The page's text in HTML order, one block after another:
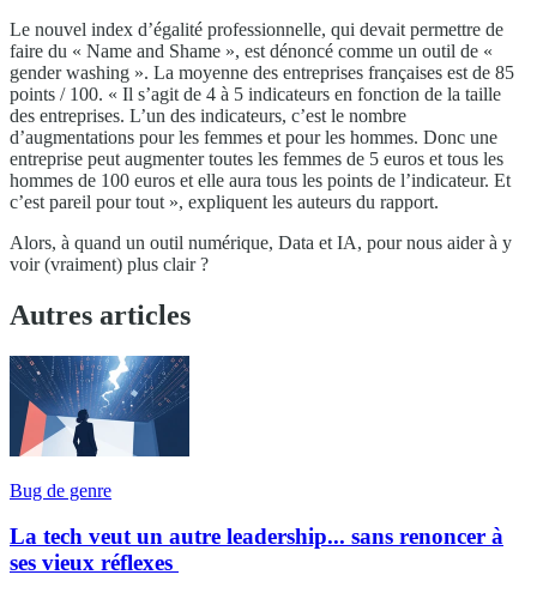
Le nouvel index d’égalité professionnelle, qui devait permettre de
faire du « Name and Shame », est dénoncé comme un outil de «
gender washing ». La moyenne des entreprises françaises est de 85
points / 100. « Il s’agit de 4 à 5 indicateurs en fonction de la taille
des entreprises. L’un des indicateurs, c’est le nombre
d’augmentations pour les femmes et pour les hommes. Donc une
entreprise peut augmenter toutes les femmes de 5 euros et tous les
hommes de 100 euros et elle aura tous les points de l’indicateur. Et
c’est pareil pour tout », expliquent les auteurs du rapport.
Alors, à quand un outil numérique, Data et IA, pour nous aider à y
voir (vraiment) plus clair ?
Autres articles
Bug de genre
La tech veut un autre leadership... sans renoncer à
ses vieux réflexes